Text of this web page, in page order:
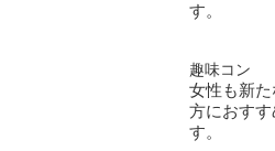
す。
趣味コン
女性も新
方におす
す。